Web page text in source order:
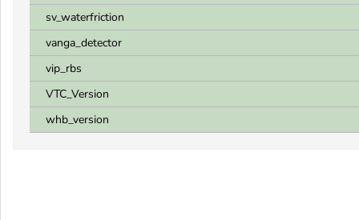
sv_waterfriction
vanga_detector
vip_rbs
VTC_Version
whb_version